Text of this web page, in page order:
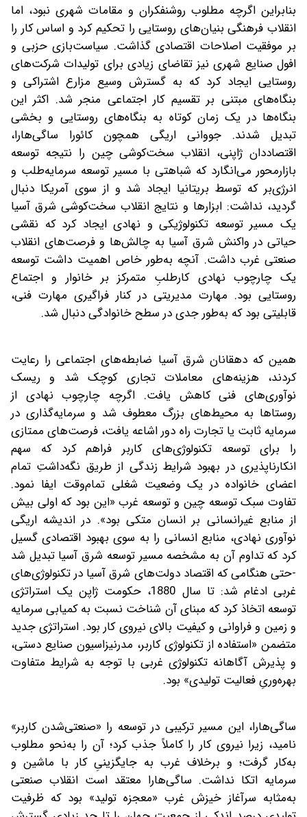
بنابراین اگرچه مطلوب روشنفکران و مقامات شهری نبود، اما
انقلاب فرهنگی بنیان‌‌های روستایی را تحکیم کرد و اساس کار را
بر موفقیت اصلاحات اقتصادی گذاشت. سیاست‌‌بازی حزبی و
افول صنایع شهری نیز تقاضای زیادی برای تولیدات شرکت‌‌های
روستایی ایجاد کرد که به گسترش وسیع مزارع اشتراکی و
بنگاه‌‌های مبتنی بر تقسیم کار اجتماعی منجر شد. اکثر این
بنگاه‌ها در یک زمان کوتاه به بنگاه‌‌های روستایی و بخشی
تبدیل شدند. جووانی اریگی همچون کائورا ساگی‌هارا،
اقتصاددان ژاپنی، انقلاب سخت‌کوشی چین را نتیجه توسعه
بازارمحور می‌‌انگارد که شباهتی با مسیر توسعه سرمایه‌‌طلب و
انرژی‌‌بر که توسط بریتانیا ایجاد شد و از سوی آمریکا دنبال
گردید، نداشت: ابزارها و نتایج انقلاب سخت‌کوشی شرق آسیا
یک مسیر توسعه تکنولوژیکی و نهادی ایجاد کرد که نقشی
حیاتی در واکنش‌ شرق آسیا به چالش‌‌ها و فرصت‌‌های انقلاب
صنعتی غرب داشت. آنچه به‌طور خاص اهمیت داشت توسعه
یک چارچوب نهادی کارطلبِ متمرکز بر خانوار و اجتماع
روستایی بود. مهارت مدیریتی در کنار فراگیری مهارت فنی،
قابلیتی بود که به‌طور جدی در سطح خانوادگی دنبال ‌شد.
همین ‌که دهقانان شرق آسیا ضابطه‌‌های اجتماعی را رعایت
کردند، هزینه‌‌های معاملات تجاری کوچک شد و ریسک
نوآوری‌‌های فنی کاهش یافت. اگرچه چارچوب نهادی از
روستاها به محیط‌‌های بزرگ معطوف شد و سرمایه‌‌گذاری در
سرمایه ثابت یا تجارت راه دور اشاعه یافت، فرصت‌‌های ممتازی
را برای توسعه تکنولوژی‌‌های کاربر فراهم کرد که سهم
انکارناپذیری در بهبود شرایط زندگی از طریق نگه‌داشتِ تمام
اعضای خانواده در یک وضعیت شغلی تمام‌‌وقت ایفا نمود.
تفاوت سبک توسعه چین و توسعه غرب «این بود که اولی بیش
از منابع غیرانسانی بر انسان متکی بود». در اندیشه اریگی
نوآوری نهادی، منابع انسانی را به‌ سوی بهبود اقتصادی گسیل
کرد که تداوم آن به مشخصه مسیر توسعه شرق آسیا تبدیل شد
-حتی هنگامی‌ که اقتصاد دولت‌‌های شرق آسیا در تکنولوژی‌‌های
غربی ادغام شد: تا سال 1880، حکومت ژاپن یک استراتژی
توسعه اتخاذ کرد که مبنای آن شناخت نسبت به کمیابی سرمایه
و زمین و فراوانی و کیفیت بالای نیروی کار بود. استراتژی جدید
متضمن «استفاده از تکنولوژی کاربر، مدرنیزاسیون صنایع دستی،
و پذیرش آگاهانه تکنولوژی غربی با توجه به شرایط متفاوت
بهره‌‌وریِ فعالیت تولیدی» بود.
ساگی‌هارا، این مسیر ترکیبی در توسعه را «صنعتی‌‌شدن کاربر»
نامید، زیرا نیروی کار را کاملاً جذب کرد؛ آن را به‌نحو مطلوب
به‌کار گرفت؛ و برخلاف غرب به جایگزینیِ کار با ماشین و
سرمایه اتکا نداشت. ساگی‌هارا معتقد است انقلاب صنعتی
به‌مثابه سرآغاز خیزش غرب «معجزه تولید» بود که ظرفیت